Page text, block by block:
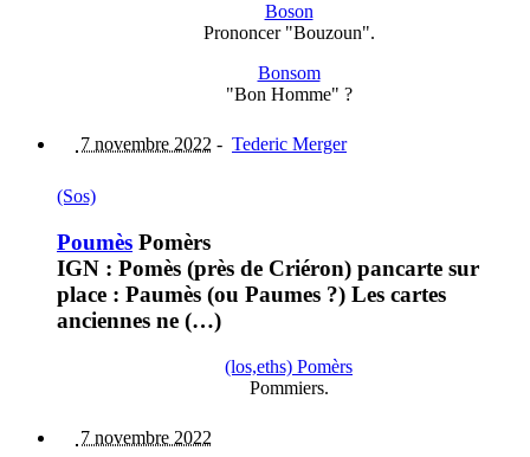
Boson
Prononcer "Bouzoun".
Bonsom
"Bon Homme" ?
7 novembre 2022 - Tederic Merger
(Sos)
Poumès Pomèrs
IGN : Pomès (près de Criéron) pancarte sur
place : Paumès (ou Paumes ?) Les cartes
anciennes ne (…)
(los,eths) Pomèrs
Pommiers.
7 novembre 2022